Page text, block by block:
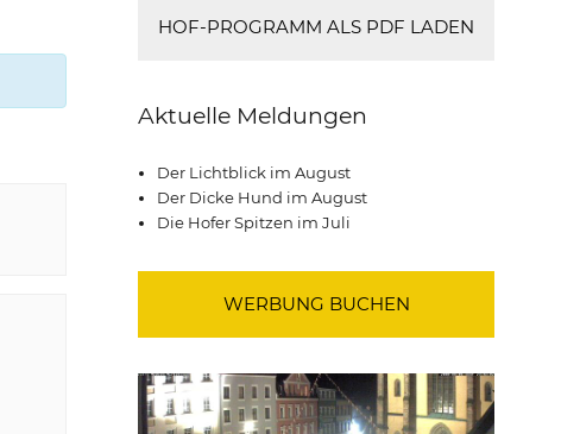
HOF-PROGRAMM ALS PDF LADEN
Aktuelle Meldungen
Der Lichtblick im August
Der Dicke Hund im August
Die Hofer Spitzen im Juli
WERBUNG BUCHEN